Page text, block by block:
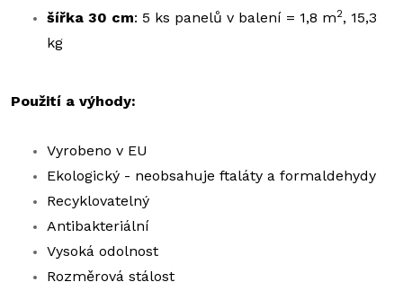
šířka 30 cm: 5 ks panelů v balení = 1,8 m2, 15,3
kg
Použití a výhody:
Vyrobeno v EU
Ekologický - neobsahuje ftaláty a formaldehydy
Recyklovatelný
Antibakteriální
Vysoká odolnost
Rozměrová stálost